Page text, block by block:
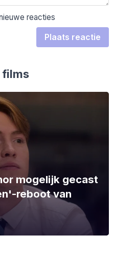
reacties
Plaats reactie
films
mogelijk gecast
reboot van